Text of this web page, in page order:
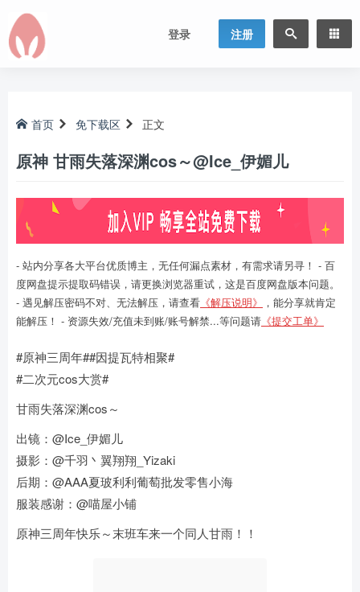
登录 注册
首页 免下载区 正文
原神 甘雨失落深渊cos～@Ice_伊媚儿
- 站内分享各大平台优质博主，无任何漏点素材，有需求请另寻！ - 百
度网盘提示提取码错误，请更换浏览器重试，这是百度网盘版本问题。
- 遇见解压密码不对、无法解压，请查看 《解压说明》
，能分享就肯定
能解压！ - 资源失效/充值未到账/账号解禁...等问题请 《提交工单》
#原神三周年##因提瓦特相聚#
#二次元cos大赏#
甘雨失落深渊cos～
出镜：@Ice_伊媚儿
摄影：@千羽丶翼翔翔_Yizaki
后期：@AAA夏玻利利葡萄批发零售小海
服装感谢：@喵屋小铺
原神三周年快乐～末班车来一个同人甘雨！！ ​​​